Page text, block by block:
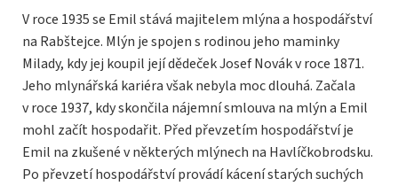
V roce 1935 se Emil stává majitelem mlýna a hospodářství
na Rabštejce. Mlýn je spojen s rodinou jeho maminky
Milady, kdy jej koupil její dědeček Josef Novák v roce 1871.
Jeho mlynářská kariéra však nebyla moc dlouhá. Začala
v roce 1937, kdy skončila nájemní smlouva na mlýn a Emil
mohl začít hospodařit. Před převzetím hospodářství je
Emil na zkušené v některých mlýnech na Havlíčkobrodsku.
Po převzetí hospodářství provádí kácení starých suchých